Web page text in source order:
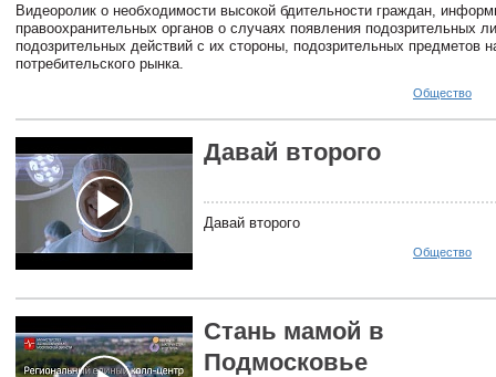
Видеоролик о необходимости высокой бдительности граждан,
правоохранительных органов о случаях появления подозрительных
подозрительных действий с их стороны, подозрительных предметов
потребительского рынка.
Общество
Давай второго
Давай второго
Общество
Стань мамой в
Подмосковье